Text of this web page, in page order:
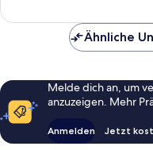
Ähnliche
Melde dich an, um
anzuzeigen. Mehr
Anmelden Jetzt